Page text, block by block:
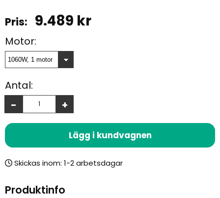
9.489 kr
Motor:
Antal:
+
-
Lägg i kundvagnen
Skickas inom:
Produktinfo